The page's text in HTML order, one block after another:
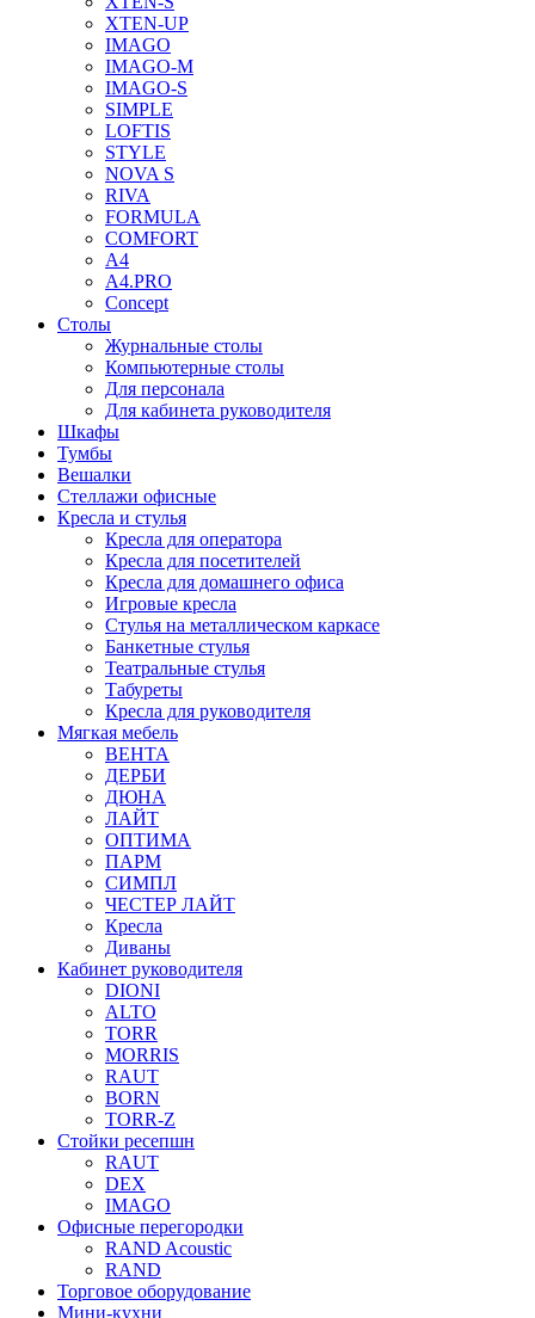
XTEN-UP
IMAGO
IMAGO-M
IMAGO-S
SIMPLE
LOFTIS
STYLE
NOVA S
RIVA
FORMULA
COMFORT
A4
A4.PRO
Concept
Столы
Журнальные столы
Компьютерные столы
Для персонала
Для кабинета руководителя
Шкафы
Тумбы
Вешалки
Стеллажи офисные
Кресла и стулья
Кресла для оператора
Кресла для посетителей
Кресла для домашнего офиса
Игровые кресла
Стулья на металлическом каркасе
Банкетные стулья
Театральные стулья
Табуреты
Кресла для руководителя
Мягкая мебель
ВЕНТА
ДЕРБИ
ДЮНА
ЛАЙТ
ОПТИМА
ПАРМ
СИМПЛ
ЧЕСТЕР ЛАЙТ
Кресла
Диваны
Кабинет руководителя
DIONI
ALTO
TORR
MORRIS
RAUT
BORN
TORR-Z
Стойки ресепшн
RAUT
DEX
IMAGO
Офисные перегородки
RAND Acoustic
RAND
Торговое оборудование
Мини-кухни